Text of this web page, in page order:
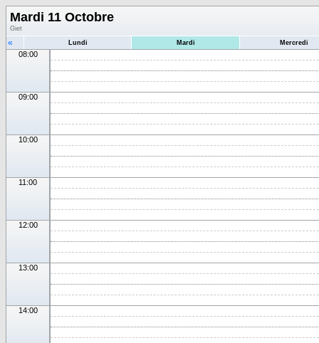
Mardi 11 Octobre
Giet
« Lundi Mardi Mercredi
08:00
09:00
10:00
11:00
12:00
13:00
14:00